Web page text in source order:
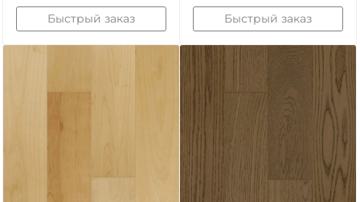
Быстрый заказ Быстрый заказ